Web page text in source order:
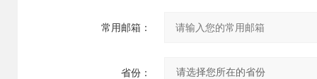
常用邮箱：
省份：